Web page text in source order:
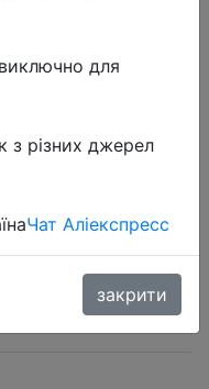
PC
Air
Cooler
для
з різних джерел
Чат Аліекспресс
закрити